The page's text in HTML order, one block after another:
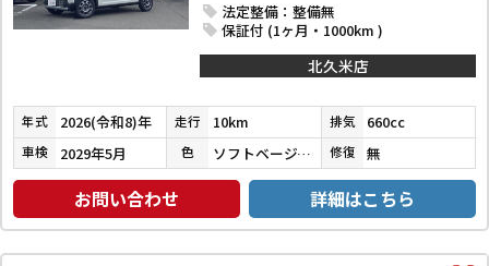
法定整備：整備無
保証付 (1ヶ月・1000km )
北久米店
年式 2026(令和8)年 走行 10km 排気 660cc
車検 2029年5月 色 ソフトベージュメタリック 修復 無
お問い合わせ 詳細はこちら